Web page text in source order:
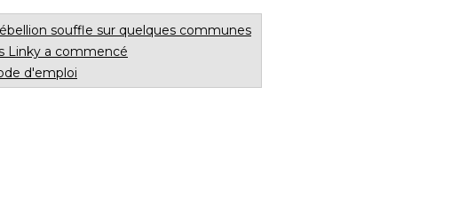
souffle sur quelques communes
Linky a commencé
d'emploi